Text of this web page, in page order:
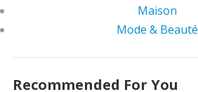
Maison
Mode & Beauté
Recommended For You